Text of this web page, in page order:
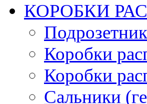
КОРОБКИ
Коробки
Коробки
Сальники